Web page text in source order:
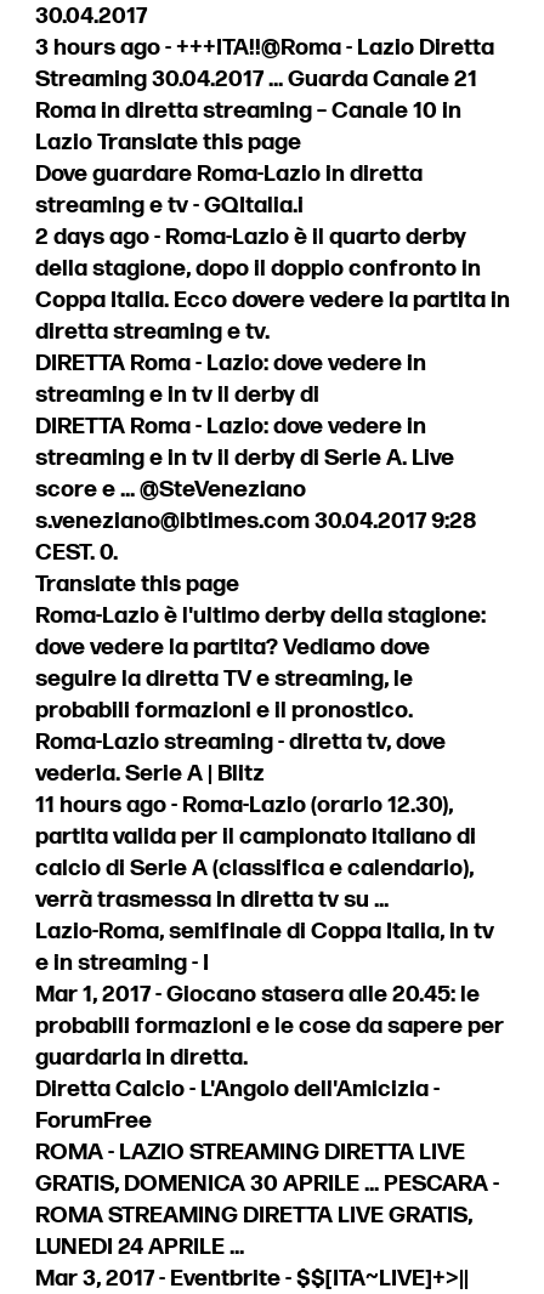
30.04.2017
3 hours ago - +++ITA!!@Roma - Lazio Diretta
Streaming 30.04.2017 ... Guarda Canale 21
Roma in diretta streaming – Canale 10 in
Lazio Translate this page
Dove guardare Roma-Lazio in diretta
streaming e tv - GQItalia.i
2 days ago - Roma-Lazio è il quarto derby
della stagione, dopo il doppio confronto in
Coppa Italia. Ecco dovere vedere la partita in
diretta streaming e tv.
DIRETTA Roma - Lazio: dove vedere in
streaming e in tv il derby di
DIRETTA Roma - Lazio: dove vedere in
streaming e in tv il derby di Serie A. Live
score e ... @SteVeneziano
s.veneziano@ibtimes.com30.04.2017 9:28
CEST. 0.
Translate this page
Roma-Lazio è l'ultimo derby della stagione:
dove vedere la partita? Vediamo dove
seguire la diretta TV e streaming, le
probabili formazioni e il pronostico.
Roma-Lazio streaming - diretta tv, dove
vederla. Serie A | Blitz
11 hours ago - Roma-Lazio (orario 12.30),
partita valida per il campionato italiano di
calcio di Serie A (classifica e calendario),
verrà trasmessa in diretta tv su ...
Lazio-Roma, semifinale di Coppa Italia, in tv
e in streaming - I
Mar 1, 2017 - Giocano stasera alle 20.45: le
probabili formazioni e le cose da sapere per
guardarla in diretta.
Diretta Calcio - L'Angolo dell'Amicizia -
ForumFree
ROMA - LAZIO STREAMING DIRETTA LIVE
GRATIS, DOMENICA 30 APRILE ... PESCARA -
ROMA STREAMING DIRETTA LIVE GRATIS,
LUNEDI 24 APRILE ...
Mar 3, 2017 - Eventbrite - $$[ITA~LIVE]+>||